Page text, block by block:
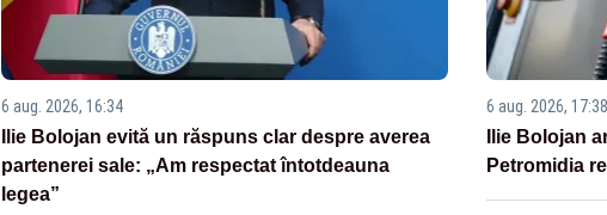
6 aug. 2026, 16:34
Ilie Bolojan evită un răspuns clar despre averea
partenerei sale: „Am respectat întotdeauna
legea”
6 aug. 2026, 17:38
Ilie Bolojan
Petromidia